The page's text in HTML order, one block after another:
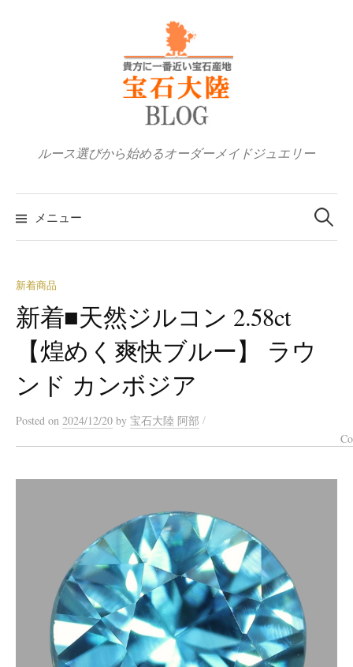
ルース選びから始めるオーダーメイドジュエリー
メニュー
検
索:
新着商品
新着■天然ジルコン 2.58ct
【煌めく爽快ブルー】 ラウ
ンド カンボジア
Posted on 2024/12/20 by 宝石大陸 阿部 /